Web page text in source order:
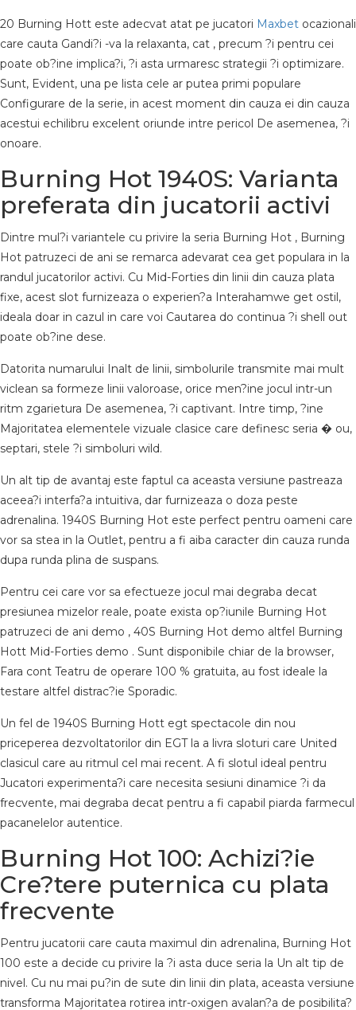
20 Burning Hott este adecvat atat pe jucatori Maxbet ocazionali
care cauta Gandi?i -va la relaxanta, cat , precum ?i pentru cei
poate ob?ine implica?i, ?i asta urmaresc strategii ?i optimizare.
Sunt, Evident, una pe lista cele ar putea primi populare
Configurare de la serie, in acest moment din cauza ei din cauza
acestui echilibru excelent oriunde intre pericol De asemenea, ?i
onoare.
Burning Hot 1940S: Varianta
preferata din jucatorii activi
Dintre mul?i variantele cu privire la seria Burning Hot , Burning
Hot patruzeci de ani se remarca adevarat cea get populara in la
randul jucatorilor activi. Cu Mid-Forties din linii din cauza plata
fixe, acest slot furnizeaza o experien?a Interahamwe get ostil,
ideala doar in cazul in care voi Cautarea do continua ?i shell out
poate ob?ine dese.
Datorita numarului Inalt de linii, simbolurile transmite mai mult
viclean sa formeze linii valoroase, orice men?ine jocul intr-un
ritm zgarietura De asemenea, ?i captivant. Intre timp, ?ine
Majoritatea elementele vizuale clasice care definesc seria � ou,
septari, stele ?i simboluri wild.
Un alt tip de avantaj este faptul ca aceasta versiune pastreaza
aceea?i interfa?a intuitiva, dar furnizeaza o doza peste
adrenalina. 1940S Burning Hot este perfect pentru oameni care
vor sa stea in la Outlet, pentru a fi aiba caracter din cauza runda
dupa runda plina de suspans.
Pentru cei care vor sa efectueze jocul mai degraba decat
presiunea mizelor reale, poate exista op?iunile Burning Hot
patruzeci de ani demo , 40S Burning Hot demo altfel Burning
Hott Mid-Forties demo . Sunt disponibile chiar de la browser,
Fara cont Teatru de operare 100 % gratuita, au fost ideale la
testare altfel distrac?ie Sporadic.
Un fel de 1940S Burning Hott egt spectacole din nou
priceperea dezvoltatorilor din EGT la a livra sloturi care United
clasicul care au ritmul cel mai recent. A fi slotul ideal pentru
Jucatori experimenta?i care necesita sesiuni dinamice ?i da
frecvente, mai degraba decat pentru a fi capabil piarda farmecul
pacanelelor autentice.
Burning Hot 100: Achizi?ie
Cre?tere puternica cu plata
frecvente
Pentru jucatorii care cauta maximul din adrenalina, Burning Hot
100 este a decide cu privire la ?i asta duce seria la Un alt tip de
nivel. Cu nu mai pu?in de sute din linii din plata, aceasta versiune
transforma Majoritatea rotirea intr-oxigen avalan?a de posibilita?